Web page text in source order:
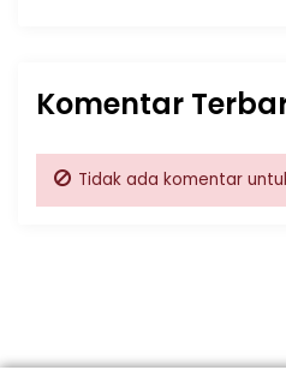
Komentar
Tidak ada komentar